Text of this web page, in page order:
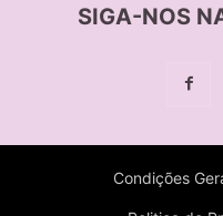
SIGA-NOS
Condições